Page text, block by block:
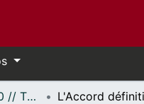
Thèses, 1910 - 2010 // Theses, 1910 - 2010